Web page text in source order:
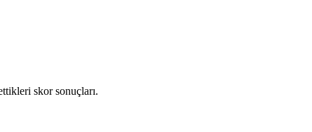
skor sonuçları.